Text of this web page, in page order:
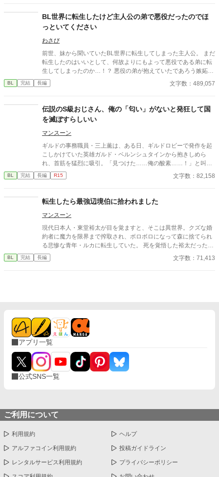
から三年。リュシオンが事故により記憶喪失になったことで、全
てが狂っていく――。 ――――――――――― ✻男しかいな
い、αとΩしかいない世界観なので、女性やβといった概念は出て
きません。 ✻独自設定の異世界オメガバースです。 ✻4話までは
毎日更新。その後は週3話の更新を目指します。執筆しながらの
更新、遅筆なのでゆっくりペースにはなりますが、完結は保証い
たします。 ☆8/6 6時更新 HOT女性向けランキング64位！ ありが
とうございます😊
BL世界に転生したけど主人公の弟で悪役だったのでほ
っといてください
わさび
前世、妹から聞いていたBL世界に転生してしまった主人公。 まだ
転生したのはいいとして、何故よりにもよって悪役である弟に転
生してしまったのか…！？ 悪役の弟が抱えていたであろう嫉妬に
抗いつつ転生生活を過ごす物語。
BL 完結 長編 文字数：489,057
伝説のS級おじさん、俺の「匂い」がないと発狂して国
を滅ぼすらしいい
マンスーン
ギルドの事務職員・三上薫は、ある日、ギルドロビーで発作を起
こしかけていた英雄ガルド・ベルンシュタインから抱きしめら
れ、首筋を猛烈に吸引。「見つけた……俺の酸素……！」と叫
び、離れなくなってしまう。 最強おじさん(変態)×ギルドの事務職
員(平凡) 世界観が現代日本、異世界ごちゃ混ぜ設定になっており
BL 完結 長編 R15 文字数：82,158
​転生したら最強辺境伯に拾われました
マンスーン
現代日本人・東堂裕太が目を覚ますと、そこは異世界。クズな婚
約者に魔力を限界まで搾取され、ボロボロになって森に捨てられ
る悲惨な青年・ルカに転生していた。 ​死を覚悟した裕太だった
が、そんな彼を拾い上げたのは、帝国最強の武力を誇り「氷の死
神」と恐れられる辺境伯・ラーク。
BL 完結 長編 文字数：71,413
アプリ一覧
公式SNS一覧
ご利用について
利用規約 ヘルプ
アルファコイン利用規約 投稿ガイドライン
レンタルサービス利用規約 プライバシーポリシー